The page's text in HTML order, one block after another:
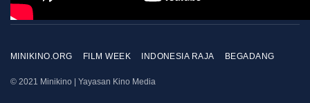
MINIKINO.ORG FILM WEEK INDONESIA RAJA BEGADANG
© 2021 Minikino | Yayasan Kino Media